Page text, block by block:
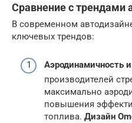
Сравнение с трендами
В современном
ключевых трендов:
Аэродинамичность
производителей
максимально
повышения
топлива. Дизайн